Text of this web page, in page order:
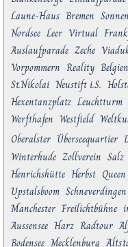
Laune-Haus Bremen
Nordsee Leer Virtual
Auslaufparade Zeche
Vorpommern Reality Belgien
St.Nikolai Neustift i.S.
Hexentanzplatz Leuchtturm
Werfthafen Westfield
Oberalster Überseequartier
Winterhude Zollverein Salz
Henrichshütte Herbst Queen
Upstalsboom Schneverdingen
Manchester Freilichtbühne
Aussensee Harz Radtour
Bodensee Mecklenburg